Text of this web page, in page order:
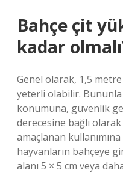
Bahçe çit
kadar
Genel olarak, 1,5
yeterli olabilir.
konumuna, güvenlik
derecesine bağlı
amaçlanan
hayvanların bahçeye
alanı 5 × 5 cm veya